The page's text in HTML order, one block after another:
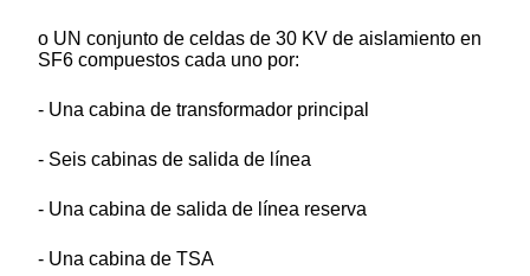
o UN conjunto de celdas de 30 KV de aislamiento en
SF6 compuestos cada uno por:
- Una cabina de transformador principal
- Seis cabinas de salida de línea
- Una cabina de salida de línea reserva
- Una cabina de TSA